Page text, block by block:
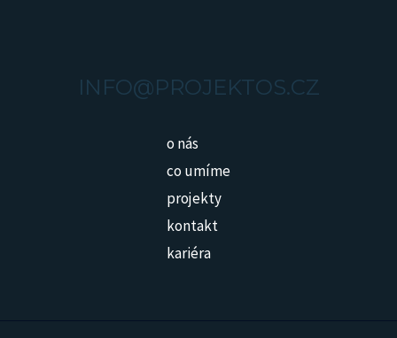
INFO@PROJEKTOS.CZ
o nás
co umíme
projekty
kontakt
kariéra